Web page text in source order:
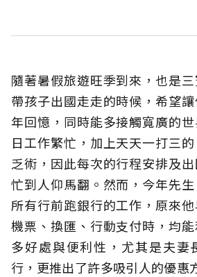
隨著暑假旅遊旺季到來，也是
帶孩子出國走走的時候，希望
年回憶，同時能多接觸寬廣的
日工作繁忙，加上天天一打三
乏術，因此每次的行程安排及
忙到人仰馬翻。然而，今年先
所有行前跑銀行的工作，原來
機票、換匯、行動支付時，均
多好處與便利性，尤其是夫妻
行，更推出了許多吸引人的優惠